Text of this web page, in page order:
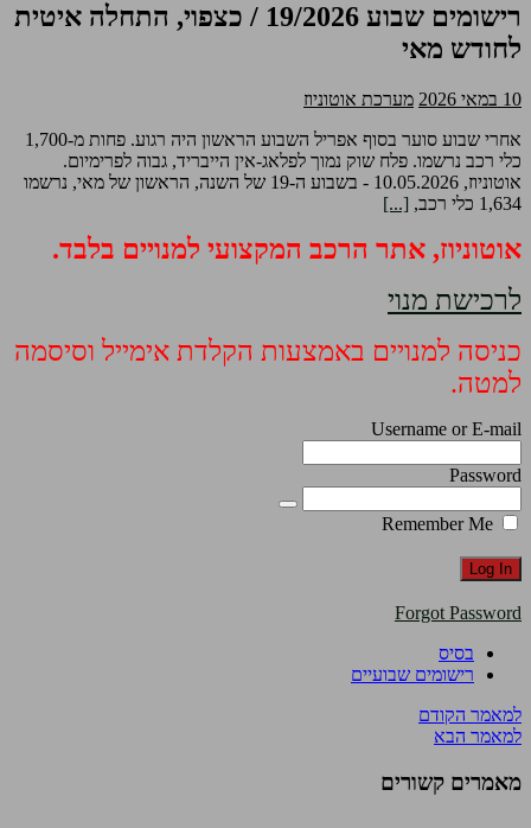
רישומים שבוע 19/2026 / כצפוי, התחלה איטית
לחודש מאי
10 במאי 2026
מערכת אוטוניוז
אחרי שבוע סוער בסוף אפריל השבוע הראשון היה רגוע. פחות מ-1,700
כלי רכב נרשמו. פלח שוק נמוך לפלאג-אין הייבריד, גבוה לפרימיום.
אוטוניוז, 10.05.2026 - בשבוע ה-19 של השנה, הראשון של מאי, נרשמו
1,634 כלי רכב,
[...]
אוטוניוז, אתר הרכב המקצועי למנויים בלבד.
לרכישת מנוי
כניסה למנויים באמצעות הקלדת אימייל וסיסמה
למטה.
Username or E-mail
Password
Forgot Password
בסיס
רישומים שבועיים
למאמר הקודם
למאמר הבא
מאמרים קשורים